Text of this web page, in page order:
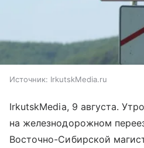
Источник: IrkutskMedia.ru
IrkutskMedia, 9 августа.
на железнодорожном
Восточно-Сибирской